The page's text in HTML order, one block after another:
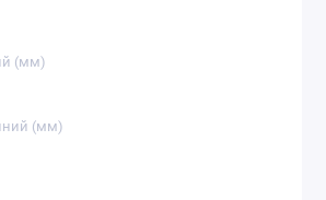
(мм)
(мм)